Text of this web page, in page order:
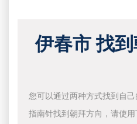
伊春市 找
您可以通过两种方式找到自
指南针找到朝拜方向，请使